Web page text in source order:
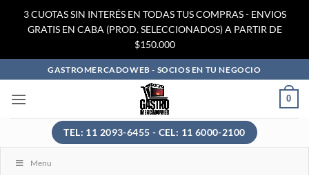
3 CUOTAS SIN INTERÉS EN TODAS TUS COMPRAS - ENVIOS
GRATIS EN CABA (PROD. SELECCIONADOS) A PARTIR DE
$150.000
al
contenido
GASTROMERCADOWEB - SOCIOS EN TU NEGOCIO
0
TEL: 11 2093-6455 - CEL: 11 6000-2100
Menu